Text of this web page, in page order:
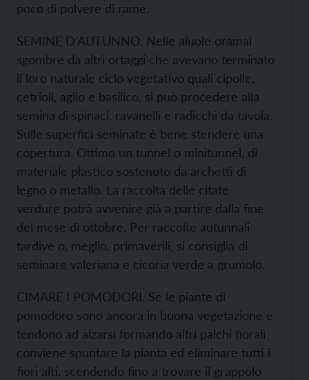
poco di polvere di rame.
SEMINE D’AUTUNNO. Nelle aiuole oramai
sgombre da altri ortaggi che avevano terminato
il loro naturale ciclo vegetativo quali cipolle,
cetrioli, aglio e basilico, si può procedere alla
semina di spinaci, ravanelli e radicchi da tavola.
Sulle superfici seminate è bene stendere una
copertura. Ottimo un tunnel o minitunnel, di
materiale plastico sostenuto da archetti di
legno o metallo. La raccolta delle citate
verdure potrà avvenire già a partire dalla fine
del mese di ottobre. Per raccolte autunnali
tardive o, meglio, primaverili, si consiglia di
seminare valeriana e cicoria verde a grumolo.
CIMARE I POMODORI. Se le piante di
pomodoro sono ancora in buona vegetazione e
tendono ad alzarsi formando altri palchi fiorali
conviene spuntare la pianta ed eliminare tutti i
fiori alti, scendendo fino a trovare il grappolo